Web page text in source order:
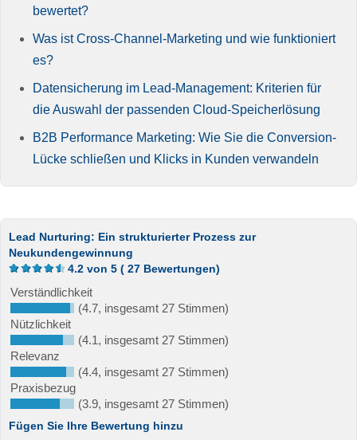
bewertet?
Was ist Cross-Channel-Marketing und wie funktioniert
es?
Datensicherung im Lead-Management: Kriterien für
die Auswahl der passenden Cloud-Speicherlösung
B2B Performance Marketing: Wie Sie die Conversion-
Lücke schließen und Klicks in Kunden verwandeln
Lead Nurturing: Ein strukturierter Prozess zur
Neukundengewinnung
4.2 von 5 ( 27 Bewertungen)
Verständlichkeit
(4.7, insgesamt 27 Stimmen)
Nützlichkeit
(4.1, insgesamt 27 Stimmen)
Relevanz
(4.4, insgesamt 27 Stimmen)
Praxisbezug
(3.9, insgesamt 27 Stimmen)
Fügen Sie Ihre Bewertung hinzu